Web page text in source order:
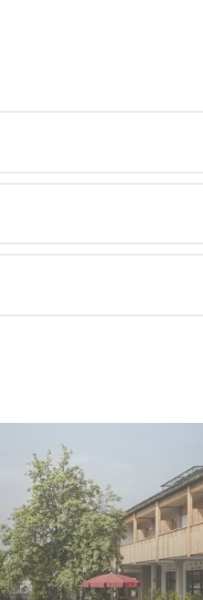
auf der Seiser Alm
Skischuhe
bei uns in ein einmaliges